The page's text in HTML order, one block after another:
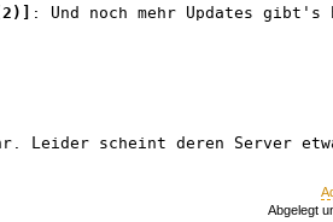
: Und noch mehr Updates
Leider scheint deren Server
Abgelegt